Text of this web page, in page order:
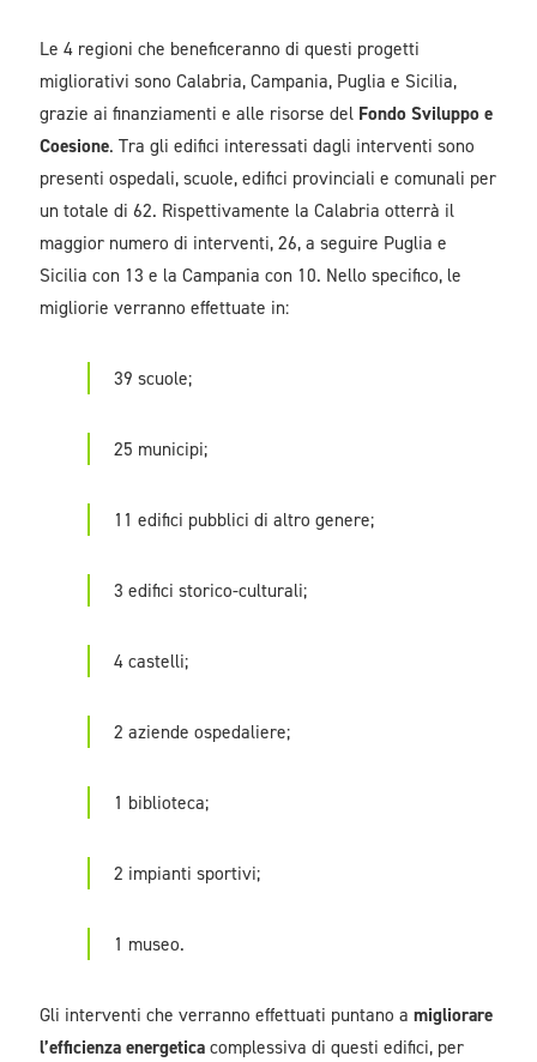
Le 4 regioni che beneficeranno di questi progetti
migliorativi sono Calabria, Campania, Puglia e Sicilia,
grazie ai finanziamenti e alle risorse del Fondo Sviluppo e
Coesione. Tra gli edifici interessati dagli interventi sono
presenti ospedali, scuole, edifici provinciali e comunali per
un totale di 62. Rispettivamente la Calabria otterrà il
maggior numero di interventi, 26, a seguire Puglia e
Sicilia con 13 e la Campania con 10. Nello specifico, le
migliorie verranno effettuate in:
39 scuole;
25 municipi;
11 edifici pubblici di altro genere;
3 edifici storico-culturali;
4 castelli;
2 aziende ospedaliere;
1 biblioteca;
2 impianti sportivi;
1 museo.
Gli interventi che verranno effettuati puntano a migliorare
l’efficienza energeticacomplessiva di questi edifici, per